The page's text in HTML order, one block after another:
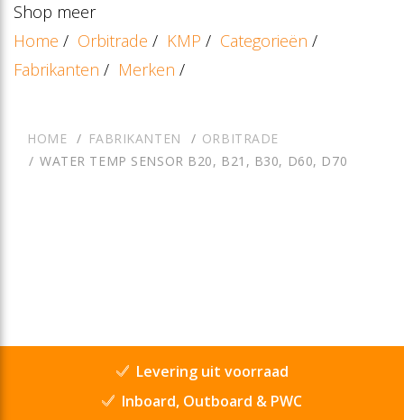
Shop meer
Home / Orbitrade / KMP / Categorieën /
Fabrikanten / Merken /
HOME FABRIKANTEN
ORBITRADE
WATER TEMP SENSOR B20, B21, B30, D60, D70
Levering uit voorraad
Inboard, Outboard & PWC